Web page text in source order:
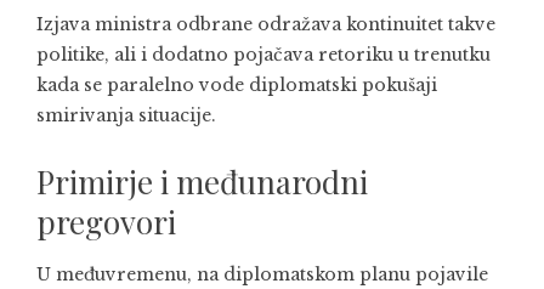
Izjava ministra odbrane odražava kontinuitet takve
politike, ali i dodatno pojačava retoriku u trenutku
kada se paralelno vode diplomatski pokušaji
smirivanja situacije.
Primirje i međunarodni
pregovori
U međuvremenu, na diplomatskom planu pojavile